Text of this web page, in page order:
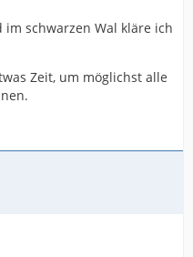
im schwarzen Wal kläre ich
Zeit, um möglichst alle